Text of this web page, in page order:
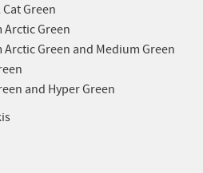
Green
Arctic Green
Green and Medium Green
and Hyper Green